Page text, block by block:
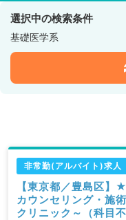
選択中の検索条件
基礎医学系
非常勤(アルバイト)求人
【東京都／豊島区
カウンセリング・施
クリニック～（科目